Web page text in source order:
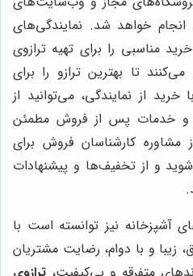
انجام خواهد شد. نمایندگی‌های
مناسبی را برای تهیه ترازوی
تا بهترین ترازو را برای
خرید از نمایندگی، می‌توانید از
و خدمات پس از فروش مطمئن
مشاوره کارشناسان فروش برای
شوید و از تخفیف‌ها و پیشنهادات
آشپزخانه نیز توانسته است با
زیبا و با دوام، رضایت مشتریان